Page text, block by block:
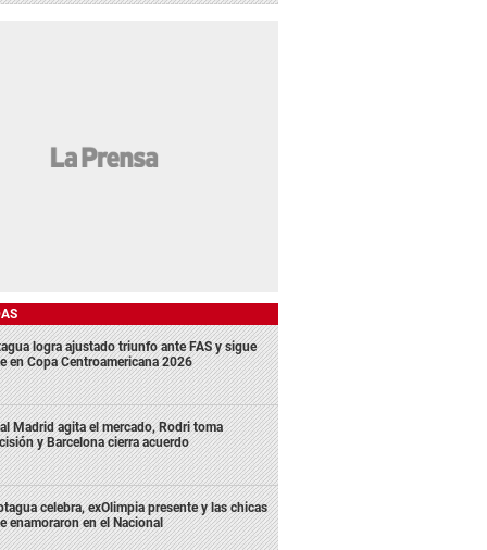
logra ajustado triunfo ante FAS y sigue
en Copa Centroamericana 2026
Madrid agita el mercado, Rodri toma
y Barcelona cierra acuerdo
celebra, exOlimpia presente y las chicas
enamoraron en el Nacional